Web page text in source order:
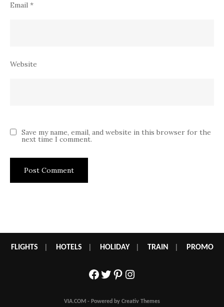
Email *
Website
Save my name, email, and website in this browser for the
next time I comment.
FLIGHTS HOTELS HOLIDAY| TRAIN PROMO
Facebook
Twitter
Pinterest
Instagram
VIA.COM - Powered by Creativ Themes